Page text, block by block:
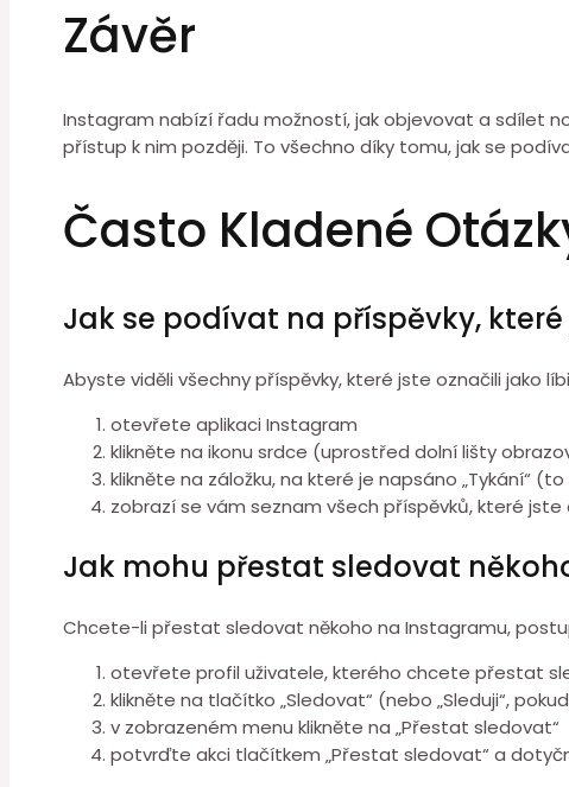
Závěr
Instagram nabízí řadu možností, jak objevovat a sdílet
přístup k nim později. To všechno díky tomu, jak se
Často Kladené
Jak se podívat na příspěvky,
Abyste viděli všechny příspěvky, které jste označili jako
otevřete aplikaci Instagram
klikněte na ikonu srdce (uprostřed dolní lišty
klikněte na záložku, na které je napsáno „Tykání“
zobrazí se vám seznam všech příspěvků, které jste
Jak mohu přestat sledovat
Chcete-li přestat sledovat někoho na Instagramu,
otevřete profil uživatele, kterého chcete přestat
klikněte na tlačítko „Sledovat“ (nebo „Sleduji“,
v zobrazeném menu klikněte na „Přestat sledovat“
potvrďte akci tlačítkem „Přestat sledovat“ a